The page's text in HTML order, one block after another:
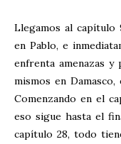
Llegamos al capítulo
en Pablo, e
enfrenta amenazas
mismos en
Comenzando en el
eso sigue hasta el
capítulo 28, todo